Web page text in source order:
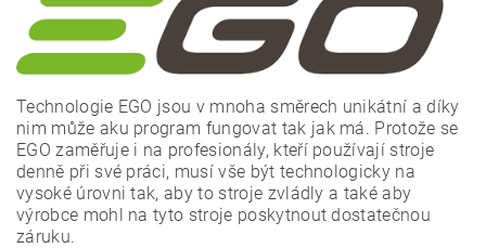
Technologie EGO jsou v mnoha směrech unikátní a díky
nim může aku program fungovat tak jak má. Protože se
EGO zaměřuje i na profesionály, kteří používají stroje
denně při své práci, musí vše být technologicky na
vysoké úrovni tak, aby to stroje zvládly a také aby
výrobce mohl na tyto stroje poskytnout dostatečnou
záruku.